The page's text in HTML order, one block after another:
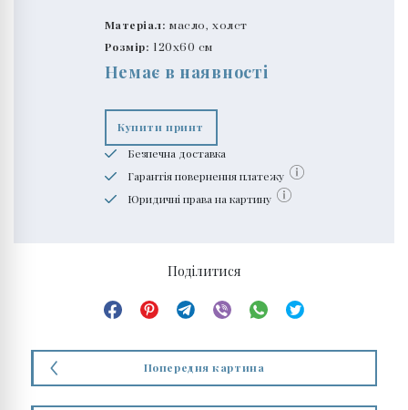
Матеріал: масло, холст
Розмір: 120x60 см
Немає в наявності
Купити принт
Безпечна доставка
Гарантія повернення платежу
Юридичні права на картину
Поділитися
Попередня картина